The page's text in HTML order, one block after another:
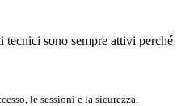
sono sempre attivi perché
le sessioni e la sicurezza.